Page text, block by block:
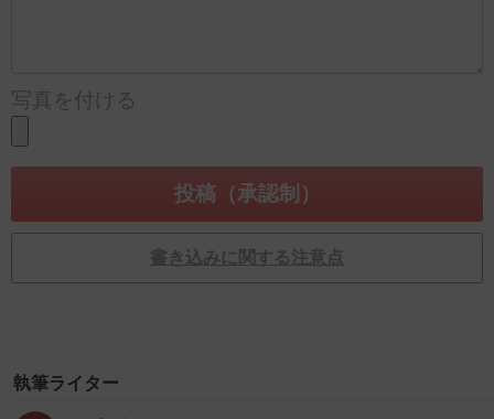
写真を付ける
書き込みに関する注意点
執筆ライター